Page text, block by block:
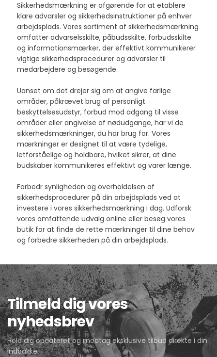
Sikkerhedsmærkning er afgørende for at etablere
klare advarsler og sikkerhedsinstruktioner på enhver
arbejdsplads. Vores sortiment af sikkerhedsmærkning
omfatter advarselsskilte, påbudsskilte, forbudsskilte
og informationsmærker, der effektivt kommunikerer
vigtige sikkerhedsprocedurer og advarsler til
medarbejdere og besøgende.
Uanset om det drejer sig om at angive farlige
områder, påkrævet brug af personligt
beskyttelsesudstyr, forbud mod adgang til visse
områder eller angivelse af nødudgange, har vi de
sikkerhedsmærkninger, du har brug for. Vores
mærkninger er designet til at være tydelige,
letforståelige og holdbare, hvilket sikrer, at dine
budskaber kommunikeres effektivt og varer længe.
Forbedr synligheden og overholdelsen af
sikkerhedsprocedurer på din arbejdsplads ved at
investere i vores sikkerhedsmærkning i dag. Udforsk
vores omfattende udvalg online eller besøg vores
butik for at finde de rette mærkninger til dine behov
og forbedre sikkerheden på din arbejdsplads.
Tilmeld dig vores
nyhedsbrev
Hold dig opdateret og modtag eksklusive tilbud direkte i din
indbakke.